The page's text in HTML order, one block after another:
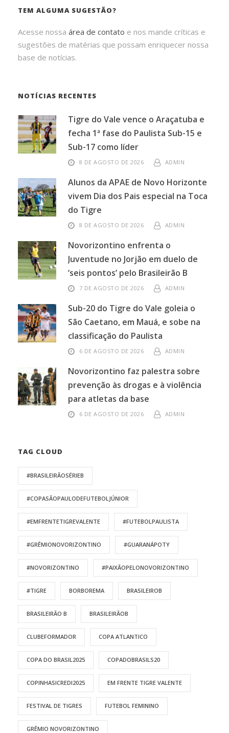
TEM ALGUMA SUGESTÃO?
Acesse nossa área de contato e nos mande críticas e
sugestões de matérias que possam enriquecer nossa
base de notícias.
NOTÍCIAS RECENTES
Tigre do Vale vence o Araçatuba e
fecha 1ª fase do Paulista Sub-15 e
Sub-17 como líder
8 DE AGOSTO DE 2026 ADMIN
Alunos da APAE de Novo Horizonte
vivem Dia dos Pais especial na Toca
do Tigre
8 DE AGOSTO DE 2026 ADMIN
Novorizontino enfrenta o
Juventude no Jorjão em duelo de
‘seis pontos’ pelo Brasileirão B
7 DE AGOSTO DE 2026 ADMIN
Sub-20 do Tigre do Vale goleia o
São Caetano, em Mauá, e sobe na
classificação do Paulista
6 DE AGOSTO DE 2026 ADMIN
Novorizontino faz palestra sobre
prevenção às drogas e à violência
para atletas da base
6 DE AGOSTO DE 2026 ADMIN
TAG CLOUD
#BRASILEIRÃOSÉRIEB
#COPASÃOPAULODEFUTEBOLJÚNIOR
#EMFRENTETIGREVALENTE #FUTEBOLPAULISTA
#GRÊMIONOVORIZONTINO #GUARANÁPOTY
#NOVORIZONTINO #PAIXÃOPELONOVORIZONTINO
#TIGRE BORBOREMA BRASILEIROB
BRASILEIRÃO B BRASILEIRÃOB
CLUBEFORMADOR COPA ATLANTICO
COPA DO BRASIL2025 COPADOBRASILS20
COPINHASICREDI2025 EM FRENTE TIGRE VALENTE
FESTIVAL DE TIGRES FUTEBOL FEMININO
GRÊMIO NOVORIZONTINO